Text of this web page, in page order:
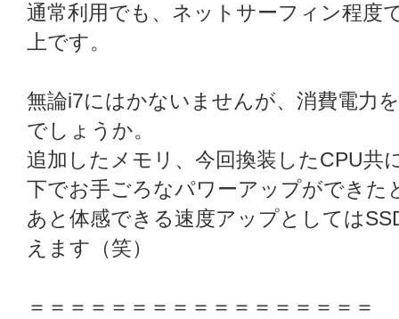
通常利用でも、ネットサーフィン程度
上です。
無論i7にはかないませんが、消費電力
でしょうか。
追加したメモリ、今回換装したCPU共
下でお手ごろなパワーアップができた
あと体感できる速度アップとしては
えます（笑）
＝＝＝＝＝＝＝＝＝＝＝＝＝＝＝＝＝